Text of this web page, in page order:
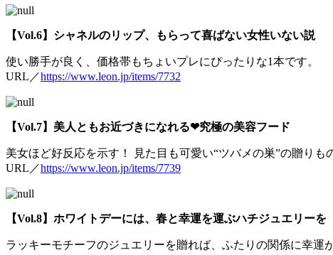
【Vol.6】シャネルのリップ、もらって喜ばない女性いない説
使い勝手が良く、価格帯もちょいプレにぴったりな1本です。
URL／https://www.leon.jp/items/7732
【Vol.7】美人ともお近づきになれる❤︎究極の美容フード
美女ほど好反応を示す！ 見た目も可愛い“ツバメの巣”の贈りも
URL／https://www.leon.jp/items/7739
【Vol.8】ホワイトデーには、春と幸運を運ぶハチジュエリーを
ラッキーモチーフのジュエリーを贈れば、ふたりの関係に幸運